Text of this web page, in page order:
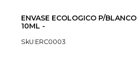
ENVASE ECOLOGICO P/BLANCO
10ML -
SkU:ERC0003